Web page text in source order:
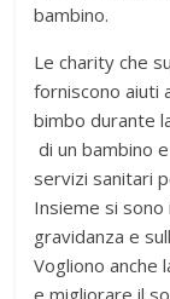
bambino.
Le charity che
forniscono aiuti
bimbo durante
di un bambino
servizi sanitari
Insieme si
gravidanza e
Vogliono anche